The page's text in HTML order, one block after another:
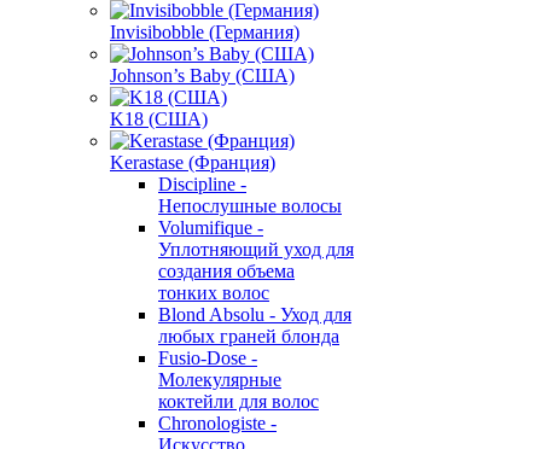
Invisibobble (Германия)
Johnson’s Baby (США)
K18 (США)
Kerastase (Франция)
Discipline -
Непослушные волосы
Volumifique -
Уплотняющий уход для
создания объема
тонких волос
Blond Absolu - Уход для
любых граней блонда
Fusio-Dose -
Молекулярные
коктейли для волос
Chronologiste -
Искусство